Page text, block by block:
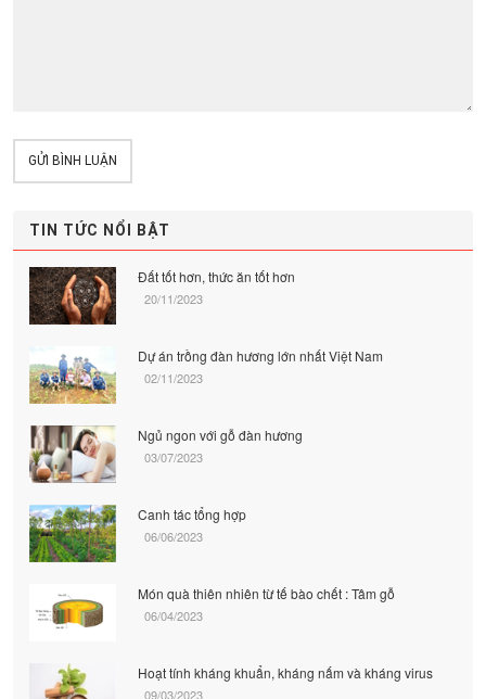
GỬI BÌNH LUẬN
TIN TỨC NỔI BẬT
Đất tốt hơn, thức ăn tốt hơn
20/11/2023
Dự án trồng đàn hương lớn nhất Việt Nam
02/11/2023
Ngủ ngon với gỗ đàn hương
03/07/2023
Canh tác tổng hợp
06/06/2023
Món quà thiên nhiên từ tế bào chết : Tâm gỗ
06/04/2023
Hoạt tính kháng khuẩn, kháng nấm và kháng virus
09/03/2023